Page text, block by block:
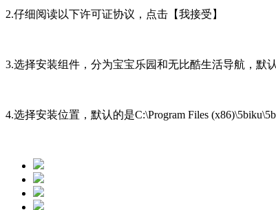
2.仔细阅读以下许可证协议，点击【我接受】
3.选择安装组件，分为宝宝乐园和无比酷生活导航，默
4.选择安装位置，默认的是C:\Program Files